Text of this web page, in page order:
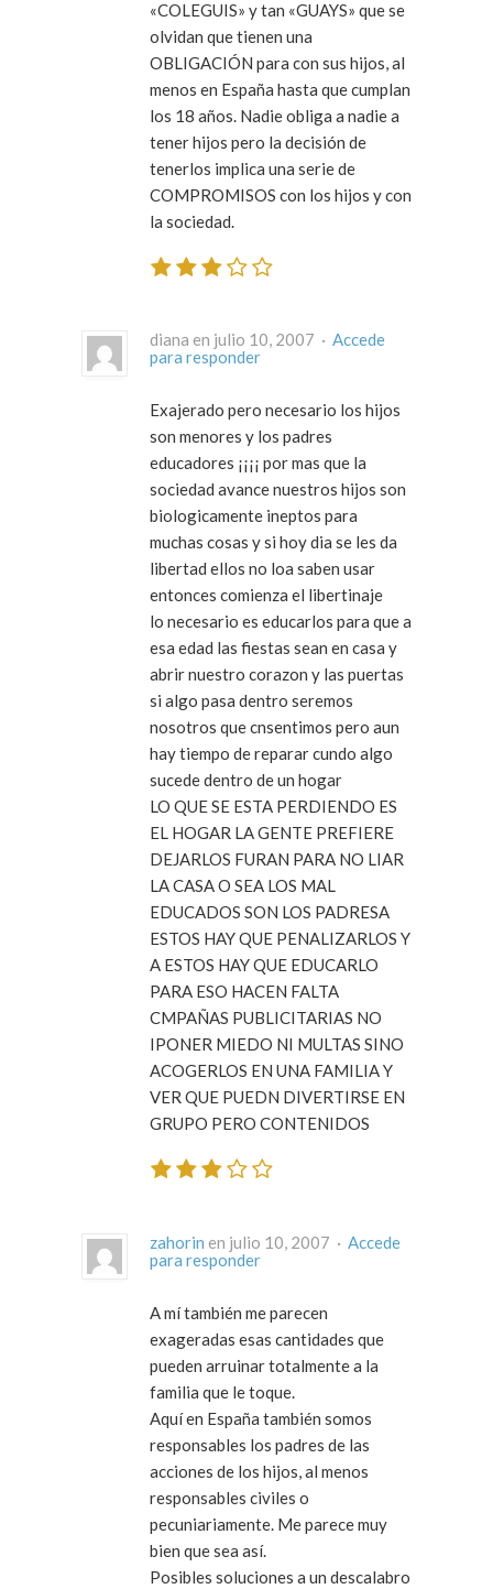
«COLEGUIS» y tan «GUAYS» que se
olvidan que tienen una
OBLIGACIÓN para con sus hijos, al
menos en España hasta que cumplan
los 18 años. Nadie obliga a nadie a
tener hijos pero la decisión de
tenerlos implica una serie de
COMPROMISOS con los hijos y con
la sociedad.
diana en julio 10, 2007 · Accede
para responder
Exajerado pero necesario los hijos
son menores y los padres
educadores ¡¡¡¡ por mas que la
sociedad avance nuestros hijos son
biologicamente ineptos para
muchas cosas y si hoy dia se les da
libertad ellos no loa saben usar
entonces comienza el libertinaje
lo necesario es educarlos para que a
esa edad las fiestas sean en casa y
abrir nuestro corazon y las puertas
si algo pasa dentro seremos
nosotros que cnsentimos pero aun
hay tiempo de reparar cundo algo
sucede dentro de un hogar
LO QUE SE ESTA PERDIENDO ES
EL HOGAR LA GENTE PREFIERE
DEJARLOS FURAN PARA NO LIAR
LA CASA O SEA LOS MAL
EDUCADOS SON LOS PADRESA
ESTOS HAY QUE PENALIZARLOS Y
A ESTOS HAY QUE EDUCARLO
PARA ESO HACEN FALTA
CMPAÑAS PUBLICITARIAS NO
IPONER MIEDO NI MULTAS SINO
ACOGERLOS EN UNA FAMILIA Y
VER QUE PUEDN DIVERTIRSE EN
GRUPO PERO CONTENIDOS
zahorin en julio 10, 2007 · Accede
para responder
A mí también me parecen
exageradas esas cantidades que
pueden arruinar totalmente a la
familia que le toque.
Aquí en España también somos
responsables los padres de las
acciones de los hijos, al menos
responsables civiles o
pecuniariamente. Me parece muy
bien que sea así.
Posibles soluciones a un descalabro